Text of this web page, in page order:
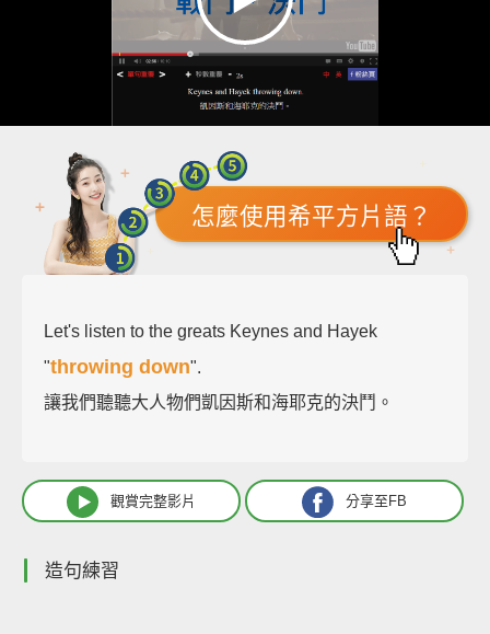
怎麼使用希平方片語？
Let's listen to the greats Keynes and Hayek
"throwing down".
讓我們聽聽大人物們凱因斯和海耶克的決鬥。
觀賞完整影片 分享至FB
造句練習